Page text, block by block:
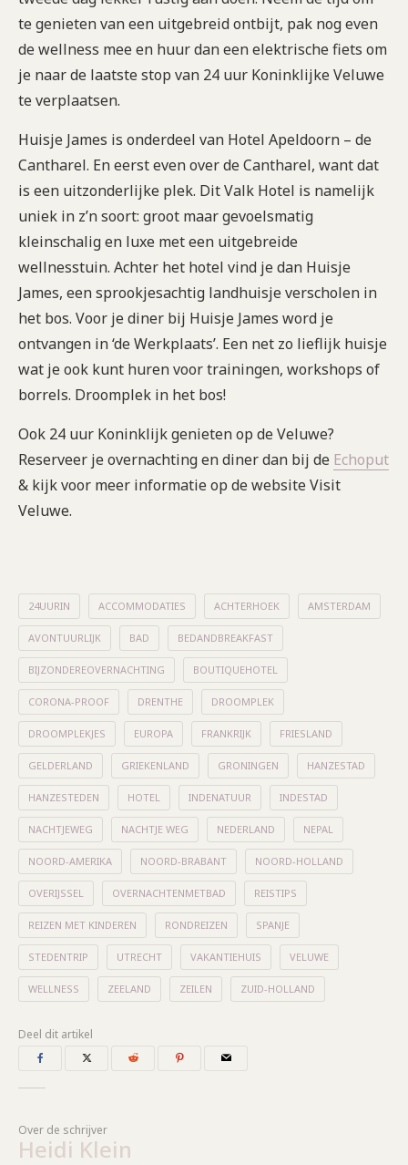
te genieten van een uitgebreid ontbijt, pak nog even
de wellness mee en huur dan een elektrische fiets om
je naar de laatste stop van 24 uur Koninklijke Veluwe
te verplaatsen.
Huisje James is onderdeel van Hotel Apeldoorn – de
Cantharel. En eerst even over de Cantharel, want dat
is een uitzonderlijke plek. Dit Valk Hotel is namelijk
uniek in z’n soort: groot maar gevoelsmatig
kleinschalig en luxe met een uitgebreide
wellnesstuin. Achter het hotel vind je dan Huisje
James, een sprookjesachtig landhuisje verscholen in
het bos. Voor je diner bij Huisje James word je
ontvangen in ‘de Werkplaats’. Een net zo lieflijk huisje
wat je ook kunt huren voor trainingen, workshops of
borrels. Droomplek in het bos!
Ook 24 uur Koninklijk genieten op de Veluwe?
Reserveer je overnachting en diner dan bij de Echoput
& kijk voor meer informatie op de website Visit
Veluwe.
24UURIN ACCOMMODATIES ACHTERHOEK AMSTERDAM
AVONTUURLIJK BAD BEDANDBREAKFAST
BIJZONDEREOVERNACHTING BOUTIQUEHOTEL
CORONA-PROOF DRENTHE DROOMPLEK
DROOMPLEKJES EUROPA FRANKRIJK FRIESLAND
GELDERLAND GRIEKENLAND GRONINGEN HANZESTAD
HANZESTEDEN HOTEL INDENATUUR INDESTAD
NACHTJEWEG NACHTJE WEG NEDERLAND NEPAL
NOORD-AMERIKA NOORD-BRABANT NOORD-HOLLAND
OVERIJSSEL OVERNACHTENMETBAD REISTIPS
REIZEN MET KINDEREN RONDREIZEN SPANJE
STEDENTRIP UTRECHT VAKANTIEHUIS VELUWE
WELLNESS ZEELAND ZEILEN ZUID-HOLLAND
Deel dit artikel
Over de schrijver
Heidi Klein